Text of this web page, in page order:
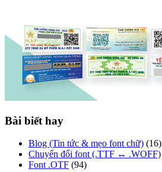
Bài biết hay
Blog (Tin tức & mẹo font chữ) (16)
Chuyển đổi font (.TTF ↔ .WOFF)
Font .OTF (94)